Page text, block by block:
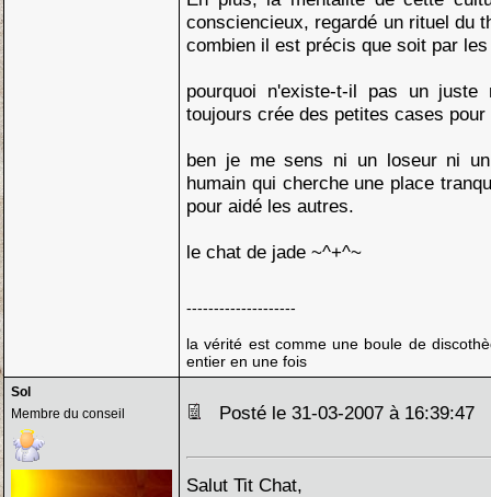
consciencieux, regardé un rituel du
combien il est précis que soit par
pourquoi n'existe-t-il pas un juste
toujours crée des petites cases
ben je me sens ni un loseur ni
humain qui cherche une place
pour aidé les autres.
le chat de jade ~^+^~
--------------------
la vérité est comme une boule de
entier en une fois
Sol
Membre du conseil
Posté le 31-03-2007 à 16:39:47
Salut Tit Chat,